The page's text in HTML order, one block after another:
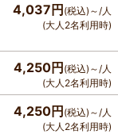
4,037円 (税込)～/人
(大人2名利用時)
4,250円 (税込)～/人
(大人2名利用時)
4,250円 (税込)～/人
(大人2名利用時)